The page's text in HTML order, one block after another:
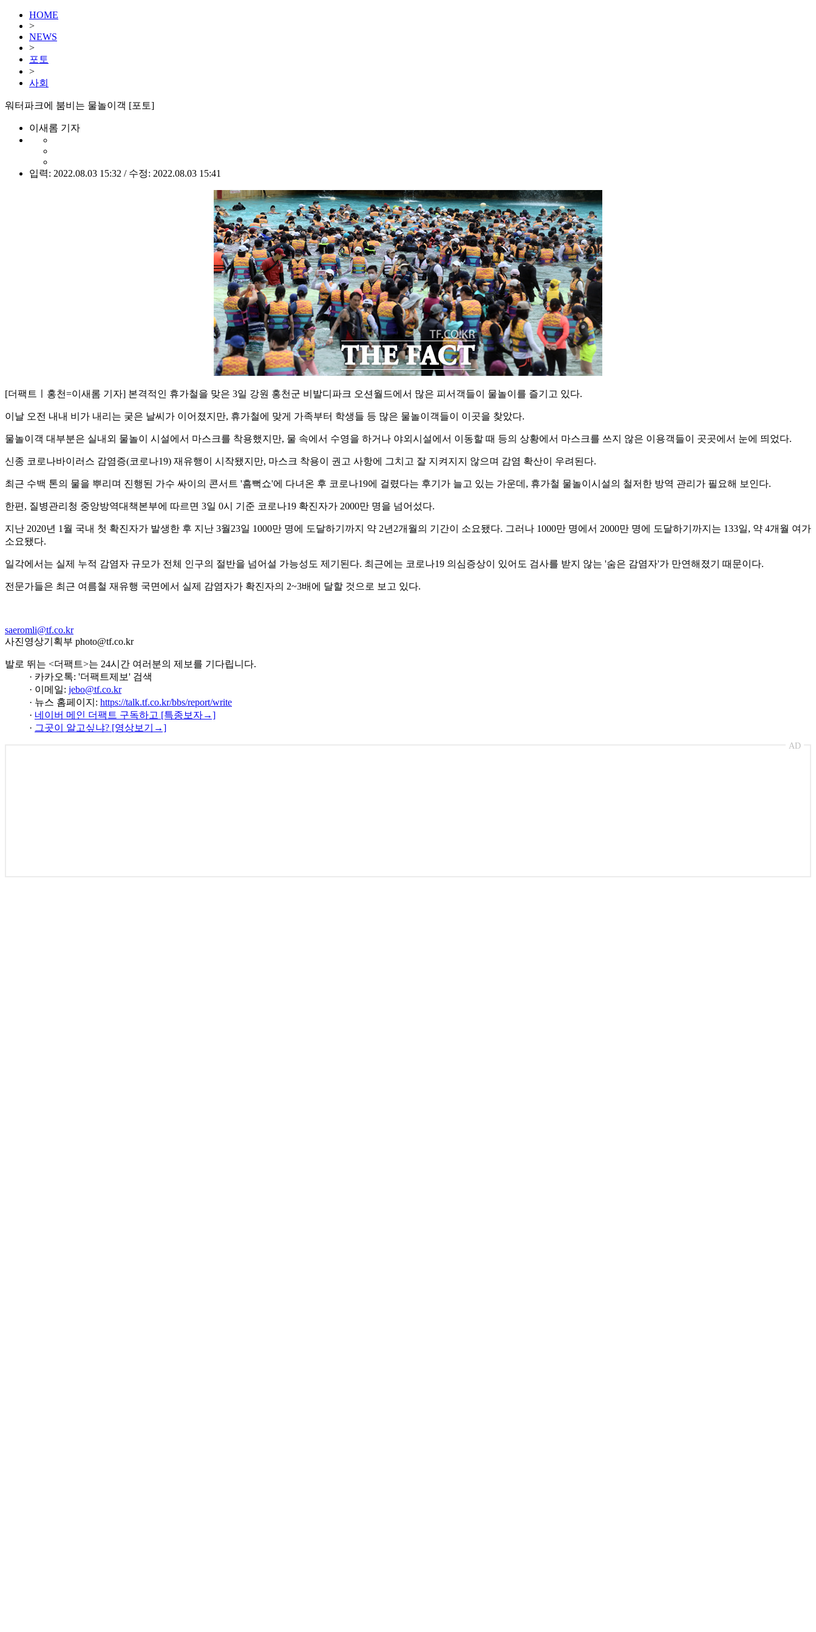
HOME
>
NEWS
>
포토
>
사회
워터파크에 붐비는 물놀이객 [포토]
이새롬 기자
입력: 2022.08.03 15:32 / 수정: 2022.08.03 15:41
[더팩트ㅣ홍천=이새롬 기자] 본격적인 휴가철을 맞은 3일 강원 홍천군 비발디파크 오션월드에서 많은 피서객들이 물놀이를 즐기고 있다.
이날 오전 내내 비가 내리는 궂은 날씨가 이어졌지만, 휴가철에 맞게 가족부터 학생들 등 많은 물놀이객들이 이곳을 찾았다.
물놀이객 대부분은 실내외 물놀이 시설에서 마스크를 착용했지만, 물 속에서 수영을 하거나 야외시설에서 이동할 때 등의 상황에서 마스크를 쓰지 않은 이용객들이 곳곳에서 눈에 띄었다.
신종 코로나바이러스 감염증(코로나19) 재유행이 시작됐지만, 마스크 착용이 권고 사항에 그치고 잘 지켜지지 않으며 감염 확산이 우려된다.
최근 수백 톤의 물을 뿌리며 진행된 가수 싸이의 콘서트 '흠뻑쇼'에 다녀온 후 코로나19에 걸렸다는 후기가 늘고 있는 가운데, 휴가철 물놀이시설의 철저한 방역 관리가 필요해 보인다.
한편, 질병관리청 중앙방역대책본부에 따르면 3일 0시 기준 코로나19 확진자가 2000만 명을 넘어섰다.
지난 2020년 1월 국내 첫 확진자가 발생한 후 지난 3월23일 1000만 명에 도달하기까지 약 2년2개월의 기간이 소요됐다. 그러나 1000만 명에서 2000만 명에 도달하기까지는 133일, 약 4개월 여가
소요됐다.
일각에서는 실제 누적 감염자 규모가 전체 인구의 절반을 넘어설 가능성도 제기된다. 최근에는 코로나19 의심증상이 있어도 검사를 받지 않는 '숨은 감염자'가 만연해졌기 때문이다.
전문가들은 최근 여름철 재유행 국면에서 실제 감염자가 확진자의 2~3배에 달할 것으로 보고 있다.
saeromli@tf.co.kr
사진영상기획부 photo@tf.co.kr
발로 뛰는 <더팩트>는 24시간 여러분의 제보를 기다립니다.
· 카카오톡: '더팩트제보' 검색
· 이메일: jebo@tf.co.kr
· 뉴스 홈페이지: https://talk.tf.co.kr/bbs/report/write
· 네이버 메인 더팩트 구독하고 [특종보자→]
· 그곳이 알고싶냐? [영상보기→]
AD